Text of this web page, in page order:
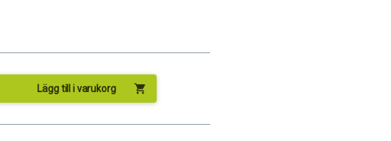
Lägg till i varukorg shopping_cart